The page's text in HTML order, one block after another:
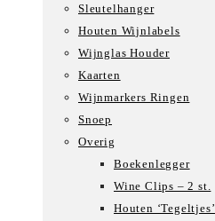
Sleutelhanger
Houten Wijnlabels
Wijnglas Houder
Kaarten
Wijnmarkers Ringen
Snoep
Overig
Boekenlegger
Wine Clips – 2 st.
Houten ‘Tegeltjes’